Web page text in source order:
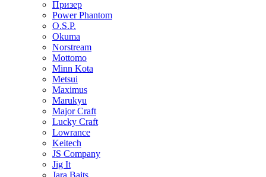
Призер
Power Phantom
O.S.P.
Okuma
Norstream
Mottomo
Minn Kota
Metsui
Maximus
Marukyu
Major Craft
Lucky Craft
Lowrance
Keitech
JS Company
Jig It
Jara Baits